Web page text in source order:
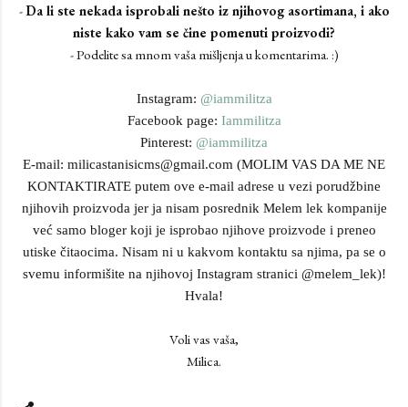
-Da li ste nekada isprobali nešto iz njihovog asortimana, i ako
niste kako vam se čine pomenuti proizvodi?
- Podelite sa mnom vaša mišljenja u komentarima. :)
Instagram: @iammilitza
Facebook page: Iammilitza
Pinterest: @iammilitza
E-mail: milicastanisicms@gmail.com (MOLIM VAS DA ME NE
KONTAKTIRATE putem ove e-mail adrese u vezi porudžbine
njihovih proizvoda jer ja nisam posrednik Melem lek kompanije
već samo bloger koji je isprobao njihove proizvode i preneo
utiske čitaocima. Nisam ni u kakvom kontaktu sa njima, pa se o
svemu informišite na njihovoj Instagram stranici @melem_lek)!
Hvala!
Voli vas vaša,
Milica.